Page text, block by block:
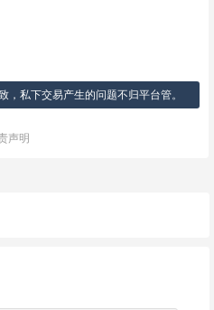
私下交易产生的问题不归平台管。
声明